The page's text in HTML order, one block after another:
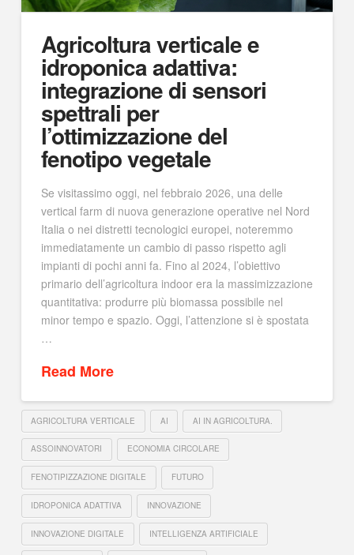
Agricoltura verticale e
idroponica adattiva:
integrazione di sensori
spettrali per
l’ottimizzazione del
fenotipo vegetale
Se visitassimo oggi, nel febbraio 2026, una delle
vertical farm di nuova generazione operative nel Nord
Italia o nei distretti tecnologici europei, noteremmo
immediatamente un cambio di passo rispetto agli
impianti di pochi anni fa. Fino al 2024, l’obiettivo
primario dell’agricoltura indoor era la massimizzazione
quantitativa: produrre più biomassa possibile nel
minor tempo e spazio. Oggi, l’attenzione si è spostata
…
Read More
AGRICOLTURA VERTICALE AI AI IN AGRICOLTURA.
ASSOINNOVATORI ECONOMIA CIRCOLARE
FENOTIPIZZAZIONE DIGITALE FUTURO
IDROPONICA ADATTIVA INNOVAZIONE
INNOVAZIONE DIGITALE INTELLIGENZA ARTIFICIALE